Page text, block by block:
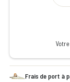
Frais de port à